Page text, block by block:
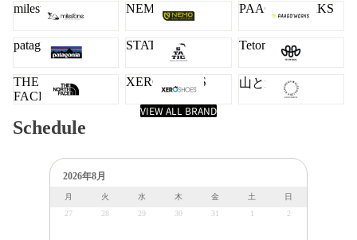
milestone NEMO PAAGO WORKS
patagonia STATIC Teton Bros.
THE NORTH
FACE
XERO SHOES 山と道
VIEW ALL BRAND
Schedule
2026年8月
月 火 水 木 金 土
日
27
28 29 30 31 1 2